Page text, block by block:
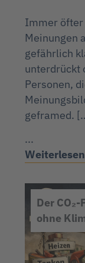
Immer öfter
Meinungen
gefährlich
unterdrückt
Personen,
geframed.
...
Weiterlesen
Der
ohne